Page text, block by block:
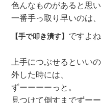
色んなものがあると思い
一番手っ取り早いのは、
【手で叩き潰す】 ですよね
上手につぶせるといいの
外した時には、
ずーーーーっと。
見つけて倒すまでずー